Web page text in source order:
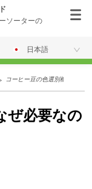
ソーターの
日本語
コーヒー豆の色選別機はなぜ
ぜ必要なの